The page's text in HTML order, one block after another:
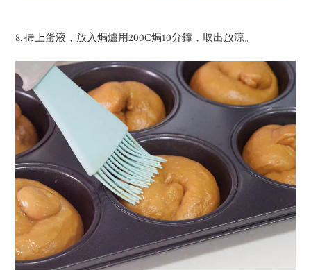
8. 掃上蛋液，放入焗爐用200C焗10分鐘，取出放涼。